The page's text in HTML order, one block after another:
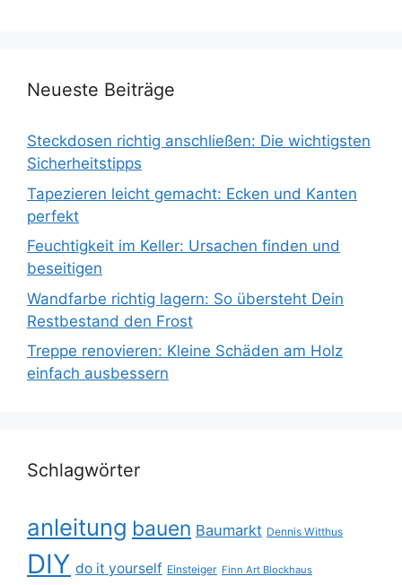
Neueste Beiträge
Steckdosen richtig anschließen: Die wichtigsten
Sicherheitstipps
Tapezieren leicht gemacht: Ecken und Kanten
perfekt
Feuchtigkeit im Keller: Ursachen finden und
beseitigen
Wandfarbe richtig lagern: So übersteht Dein
Restbestand den Frost
Treppe renovieren: Kleine Schäden am Holz
einfach ausbessern
Schlagwörter
anleitung bauen Baumarkt Dennis Witthus
DIY do it yourself Einsteiger Finn Art Blockhaus